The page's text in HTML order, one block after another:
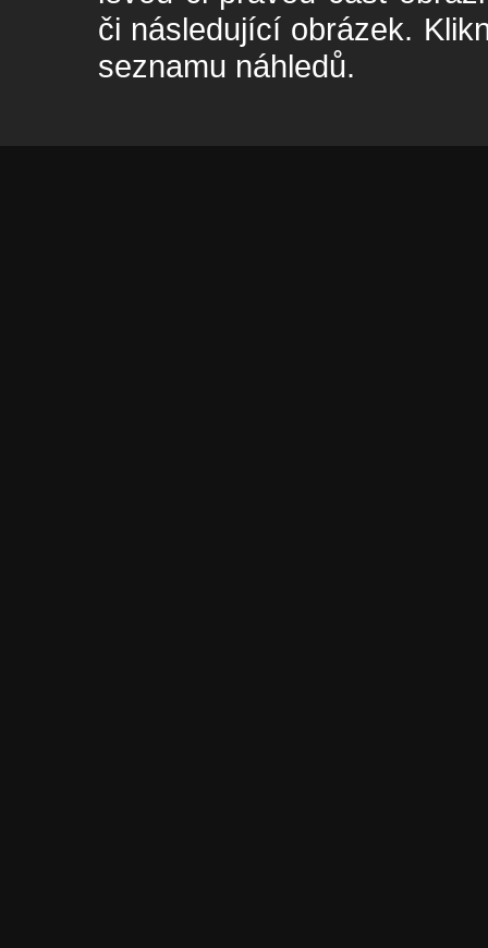
či následující obrázek.
seznamu náhledů.